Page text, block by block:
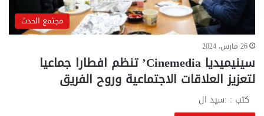
مجتمع الحدث
26 مارس، 2024
سينيميديا Cinemedia’ تنظم افطارا جماعيا
لتعزيز العلاقات الاجتماعية وروح الفريق
كتب : :سيد ال